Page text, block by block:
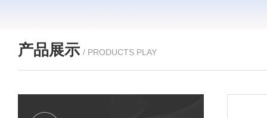
产品展示 / PRODUCTS PLAY